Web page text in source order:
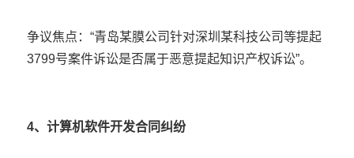
争议焦点：“青岛某膜公司针对深圳某科技公司等提起
3799号案件诉讼是否属于恶意提起知识产权诉讼”。
4、计算机软件开发合同纠纷